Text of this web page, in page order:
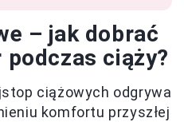
– jak dobrać
ciąży?
ciążowych odgrywa
komfortu przyszłej